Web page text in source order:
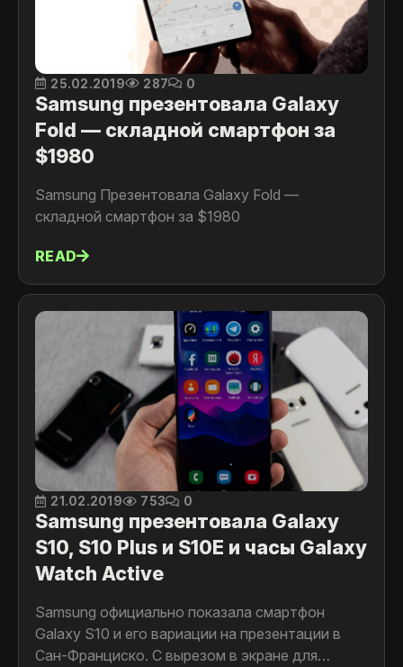
25.02.2019 287 0
Samsung презентовала Galaxy
Fold — складной смартфон за
$1980
Samsung Презентовала Galaxy Fold —
складной смартфон за $1980
READ
21.02.2019 753 0
Samsung презентовала Galaxy
S10, S10 Plus и S10E и часы Galaxy
Watch Active
Samsung официально показала смартфон
Galaxy S10 и его вариации на презентации в
Сан-Франциско. С вырезом в экране для